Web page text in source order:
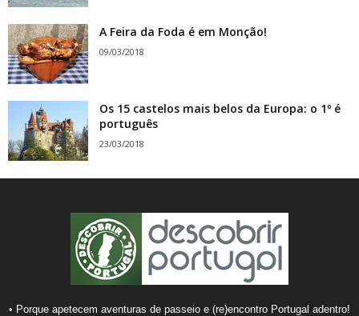
A Feira da Foda é em Monção!
09/03/2018
Os 15 castelos mais belos da Europa: o 1º é
português
23/03/2018
• Porque apetecem aventuras de passeio e (re)encontro Portugal adentro!